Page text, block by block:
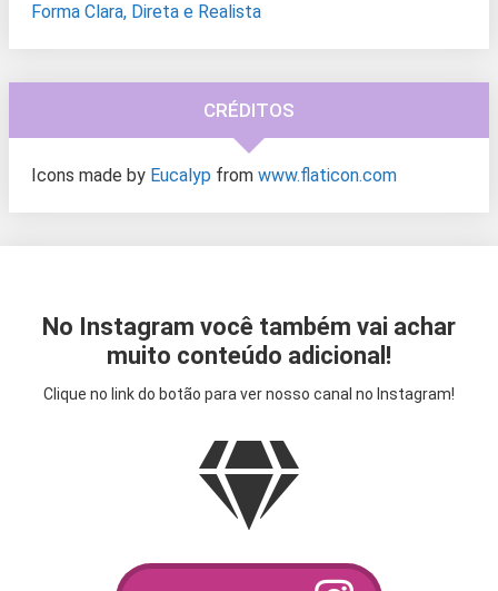
Forma Clara, Direta e Realista
CRÉDITOS
Icons made by Eucalyp from www.flaticon.com
No Instagram você também vai achar
muito conteúdo adicional!
Clique no link do botão para ver nosso canal no Instagram!